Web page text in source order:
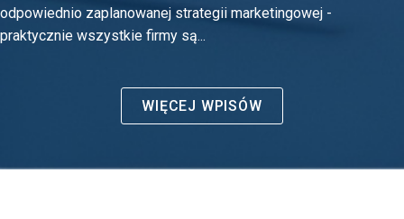
odpowiednio zaplanowanej strategii marketingowej -
praktycznie wszystkie firmy są...
WIĘCEJ WPISÓW